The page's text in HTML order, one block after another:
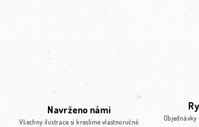
Navrženo námi
Všechny ilustrace si kreslíme vlastnoručně Objednávky